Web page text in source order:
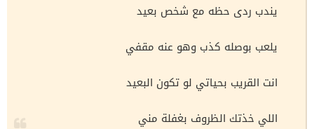
يندب ردى حظه مع شخص بعيد
يلعب بوصله كذب وهو عنه مقفي
انت القريب بحياتي لو تكون البعيد
اللي خذتك الظروف بغفلة مني